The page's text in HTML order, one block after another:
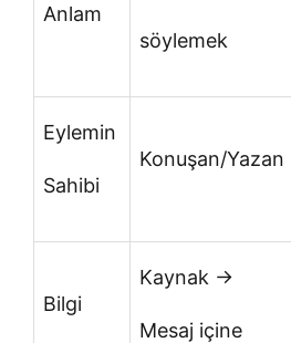
Anlam
söylemek
Eylemin
Sahibi
Konuşan/Yazan
Bilgi
Kaynak →
Mesaj içine